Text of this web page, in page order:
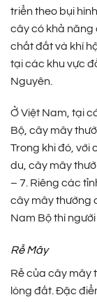
triển theo bụi
cây có khả năng
chất đất và khí
tại các khu vực
Nguyên.
Ở Việt Nam, tại
Bộ, cây mây
Trong khi đó, với
du, cây mây
– 7. Riêng các
cây mây thường
Nam Bộ thì
Rễ Mây
Rễ của cây mây
lòng đất. Đặc